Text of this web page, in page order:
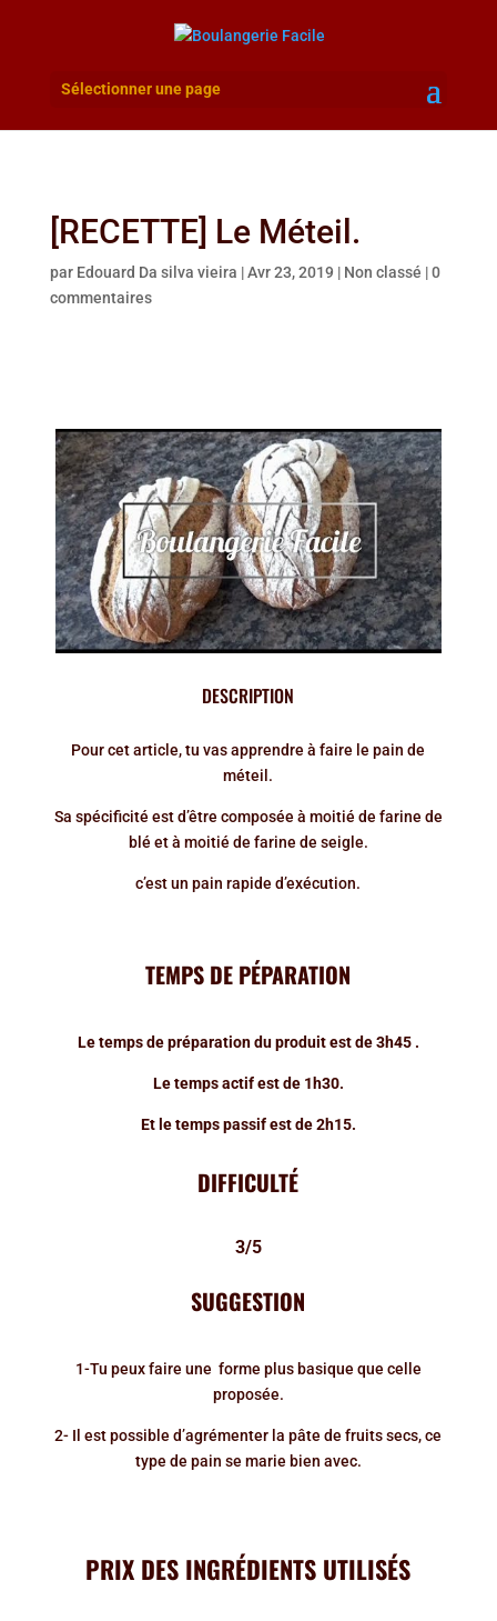
Sélectionner une page
[RECETTE] Le Méteil.
par Edouard Da silva vieira |Avr 23, 2019 | Non classé |0
commentaires
DESCRIPTION
Pour cet article, tu vas apprendre à faire le pain de
méteil.
Sa spécificité est d’être composée à moitié de farine de
blé et à moitié de farine de seigle.
c’est un pain rapide d’exécution.
TEMPS DE PÉPARATION
Le temps de préparation du produit est de 3h45 .
Le temps actif est de 1h30.
Et le temps passif est de 2h15.
DIFFICULTÉ
3/5
SUGGESTION
1-Tu peux faire une forme plus basique que celle
proposée.
2- Il est possible d’agrémenter la pâte de fruits secs, ce
type de pain se marie bien avec.
PRIX DES INGRÉDIENTS UTILISÉS